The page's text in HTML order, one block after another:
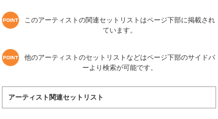
このアーティストの関連セットリストはページ下部に掲載され
ています。
他のアーティストのセットリストなどはページ下部のサイドバ
ーより検索が可能です。
アーティスト関連セットリスト